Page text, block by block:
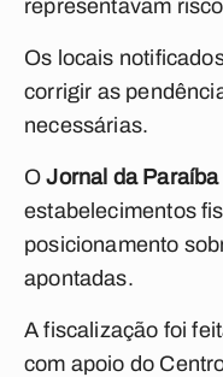
representavam
Os locais
corrigir as
necessárias.
O Jornal da Paraíba
estabelecimentos
posicionamento
apontadas.
A fiscalização foi
com apoio do